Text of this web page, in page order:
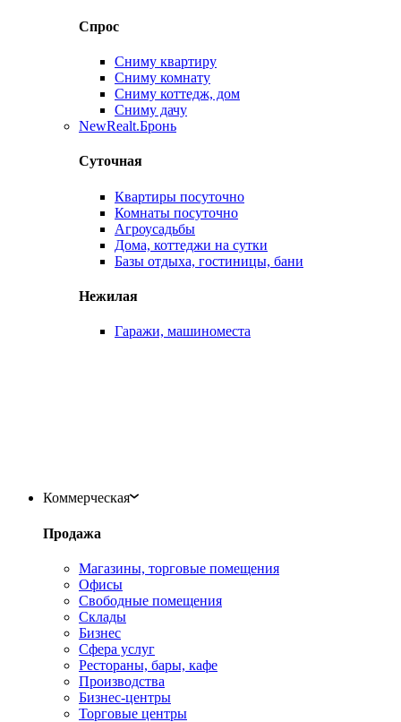
Спрос
Сниму квартиру
Сниму комнату
Сниму коттедж, дом
Сниму дачу
NewRealt.Бронь
Суточная
Квартиры посуточно
Комнаты посуточно
Агроусадьбы
Дома, коттеджи на сутки
Базы отдыха, гостиницы, бани
Нежилая
Гаражи, машиноместа
Коммерческая
Продажа
Магазины, торговые помещения
Офисы
Свободные помещения
Склады
Бизнес
Сфера услуг
Рестораны, бары, кафе
Производства
Бизнес-центры
Торговые центры